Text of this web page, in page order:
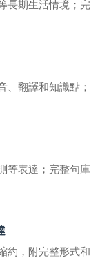
長期生活情境；完
、翻譯和知識點；
等表達；完整句庫
約，附完整形式和